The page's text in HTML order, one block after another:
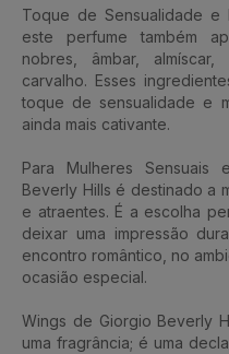
Toque de Sensualidade e
este perfume também
nobres, âmbar,
carvalho. Esses
toque de sensualidade e
ainda mais cativante.
Para Mulheres Sensuais
Beverly Hills é destinado a
e atraentes. É a escolha
deixar uma impressão
encontro romântico, no
ocasião especial.
Wings de Giorgio Beverly
uma fragrância; é uma